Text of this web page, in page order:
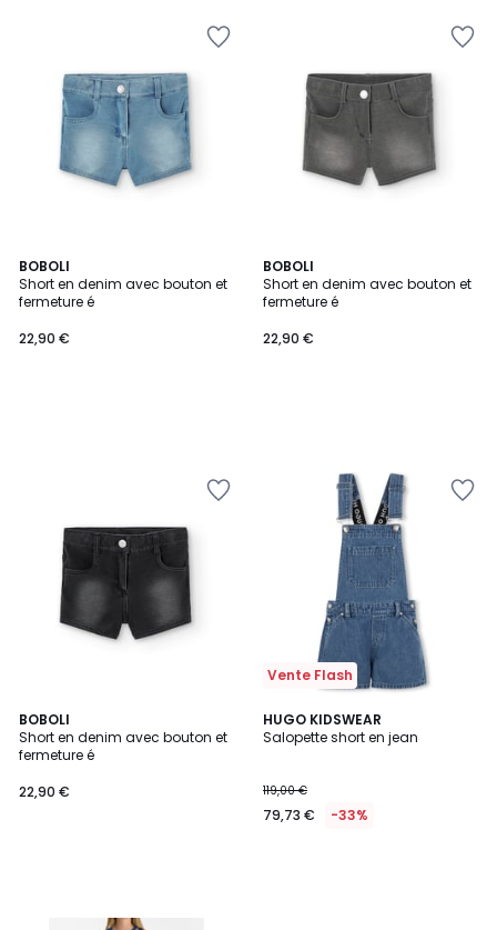
BOBOLI
Short en denim avec bouton et
fermeture é
22,90 €
BOBOLI
Short en denim avec bouton et
fermeture é
22,90 €
BOBOLI
Short en denim avec bouton et
fermeture é
22,90 €
Vente Flash
HUGO KIDSWEAR
Salopette short en jean
119,00 €
79,73 € -33%